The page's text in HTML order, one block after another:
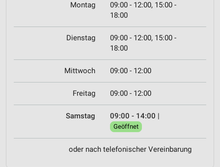
Montag
09:00 - 12:00, 15:00 -
18:00
Dienstag
09:00 - 12:00, 15:00 -
18:00
Mittwoch 09:00 - 12:00
Freitag 09:00 - 12:00
Samstag 09:00 - 14:00 |
Geöffnet
oder nach telefonischer Vereinbarung